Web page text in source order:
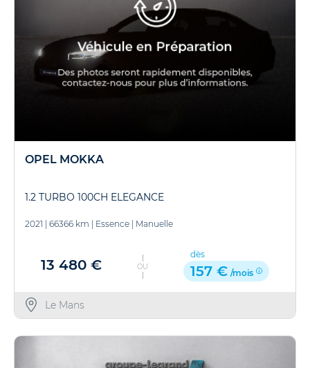
OPEL MOKKA
1.2 TURBO 100CH ELEGANCE
2021 66366 km Essence Manuelle
13 480 € OU
dès
157 € /mois
Le Mans